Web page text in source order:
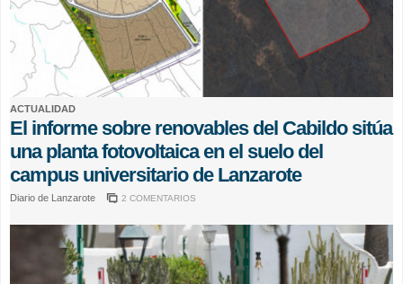
ACTUALIDAD
El informe sobre renovables del Cabildo sitúa
una planta fotovoltaica en el suelo del
campus universitario de Lanzarote
Diario de Lanzarote 2 COMENTARIOS